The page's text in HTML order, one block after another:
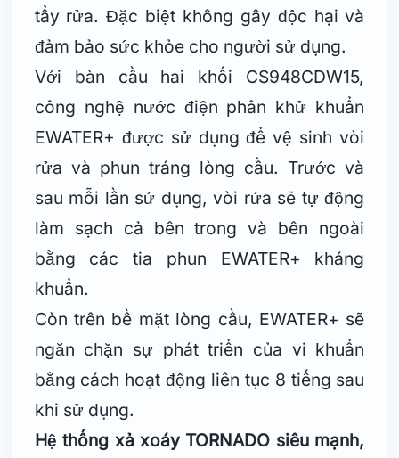
tẩy rửa. Đặc biệt không gây độc hại và
đảm bảo sức khỏe cho người sử dụng.
Với bàn cầu hai khối CS948CDW15,
công nghệ nước điện phân khử khuẩn
EWATER+ được sử dụng để vệ sinh vòi
rửa và phun tráng lòng cầu. Trước và
sau mỗi lần sử dụng, vòi rửa sẽ tự động
làm sạch cả bên trong và bên ngoài
bằng các tia phun EWATER+ kháng
khuẩn.
Còn trên bề mặt lòng cầu, EWATER+ sẽ
ngăn chặn sự phát triển của vi khuẩn
bằng cách hoạt động liên tục 8 tiếng sau
khi sử dụng.
Hệ thống xả xoáy TORNADO siêu mạnh,